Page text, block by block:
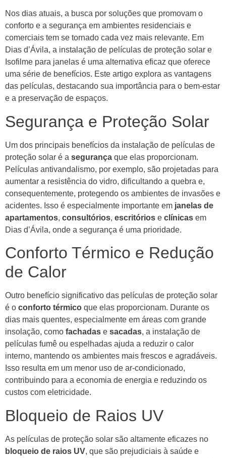
Nos dias atuais, a busca por soluções que promovam o
conforto e a segurança em ambientes residenciais e
comerciais tem se tornado cada vez mais relevante. Em
Dias d’Ávila, a instalação de películas de proteção solar e
Isofilme para janelas é uma alternativa eficaz que oferece
uma série de benefícios. Este artigo explora as vantagens
das películas, destacando sua importância para o bem-estar
e a preservação de espaços.
Segurança e Proteção Solar
Um dos principais benefícios da instalação de películas de
proteção solar é a segurança que elas proporcionam.
Películas antivandalismo, por exemplo, são projetadas para
aumentar a resistência do vidro, dificultando a quebra e,
consequentemente, protegendo os ambientes de invasões e
acidentes. Isso é especialmente importante em janelas de
apartamentos, consultórios, escritórios e clínicas em
Dias d’Ávila, onde a segurança é uma prioridade.
Conforto Térmico e Redução
de Calor
Outro benefício significativo das películas de proteção solar
é o conforto térmico que elas proporcionam. Durante os
dias mais quentes, especialmente em áreas com grande
insolação, como fachadas e sacadas, a instalação de
películas fumê ou espelhadas ajuda a reduzir o calor
interno, mantendo os ambientes mais frescos e agradáveis.
Isso resulta em um menor uso de ar-condicionado,
contribuindo para a economia de energia e reduzindo os
custos com eletricidade.
Bloqueio de Raios UV
As películas de proteção solar são altamente eficazes no
bloqueio de raios UV, que são prejudiciais à saúde e